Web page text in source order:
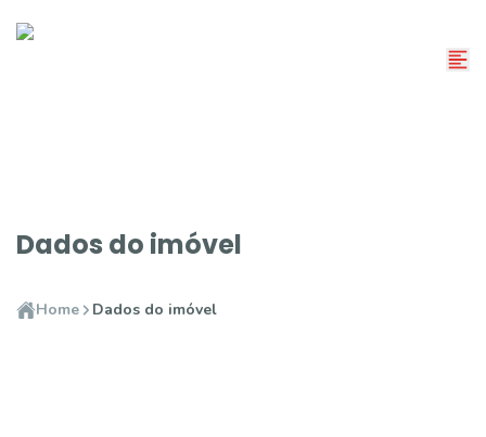
Dados do imóvel
Home Dados do imóvel